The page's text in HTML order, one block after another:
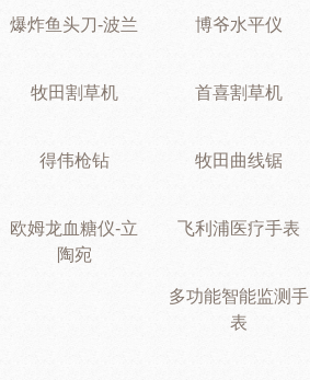
爆炸鱼头刀-波兰 博爷水平仪
牧田割草机 首喜割草机
得伟枪钻 牧田曲线锯
欧姆龙血糖仪-立
陶宛
飞利浦医疗手表
多功能智能监测手
表